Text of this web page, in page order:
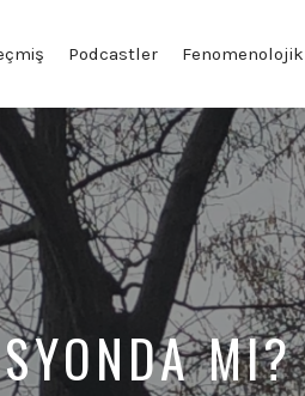
Podcastler
MI?